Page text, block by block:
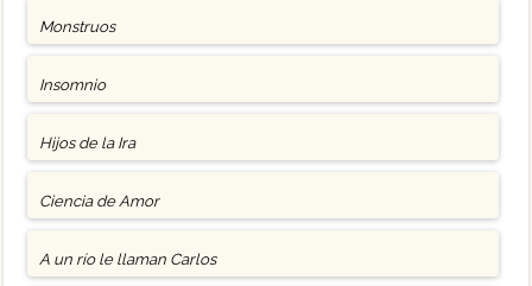
Monstruos
Insomnio
Hijos de la Ira
Ciencia de Amor
A un río le llaman Carlos